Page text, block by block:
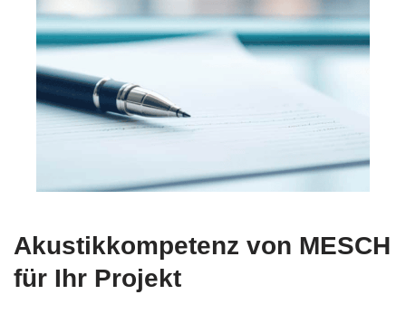
Akustikkompetenz von MESCH
für Ihr Projekt